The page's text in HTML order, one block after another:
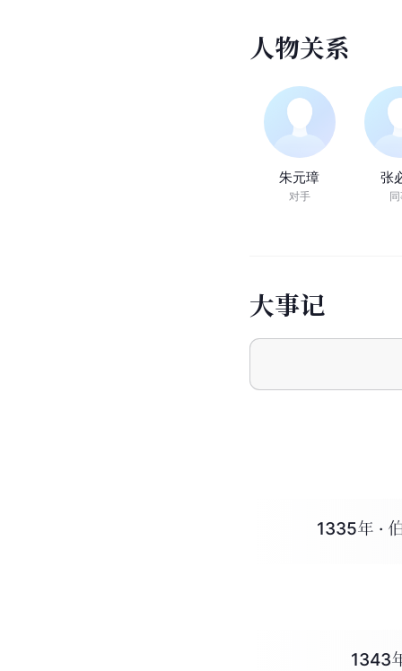
人物关系
朱元璋
对手
张
大事记
1335年 ·
1343